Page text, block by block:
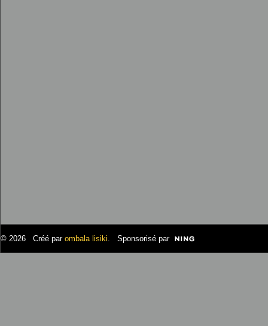
© 2026 Créé par ombala lisiki. Sponsorisé par